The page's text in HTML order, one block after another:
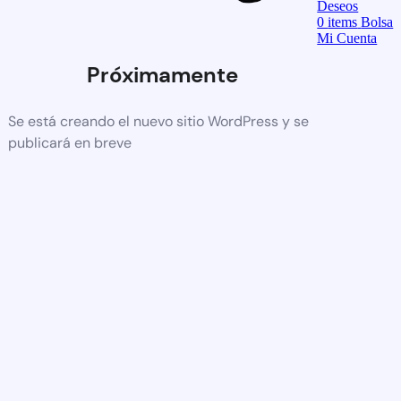
Próximamente
Se está creando el nuevo sitio WordPress y se
publicará en breve
Deseos
0items Bolsa
Mi Cuenta